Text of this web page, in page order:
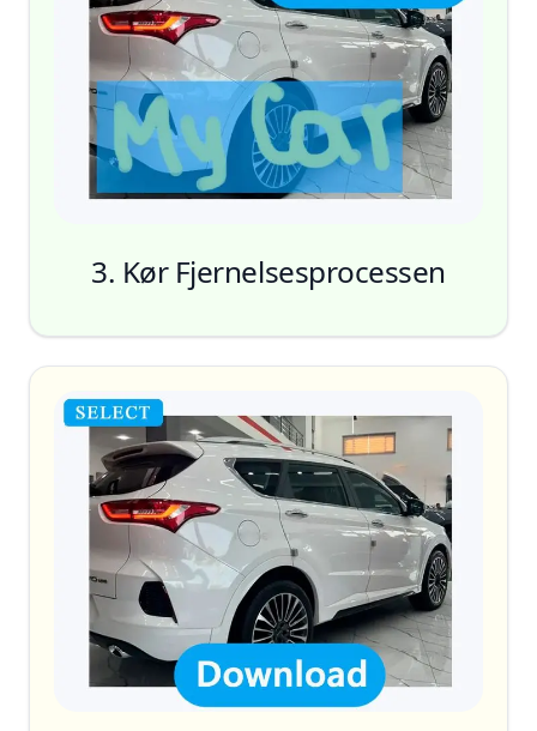
Marker
3. Kør Fjernelsesprocessen
Remove
Generative Fill